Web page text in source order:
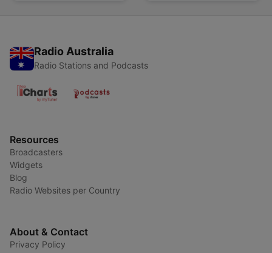
Radio Australia
Radio Stations and Podcasts
Resources
Broadcasters
Widgets
Blog
Radio Websites per Country
About & Contact
Privacy Policy